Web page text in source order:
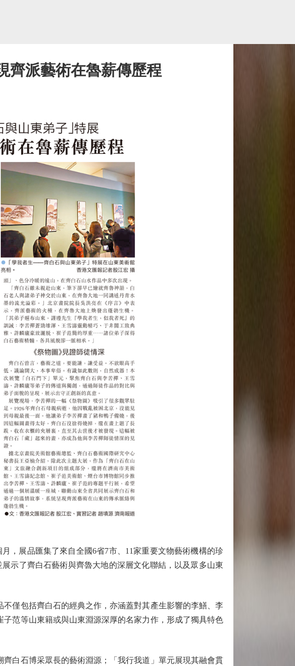
齊派藝術在魯薪傳歷程
展品匯集了來自全國6省7市、11家重要文物藝術機構的珍
示了齊白石藝術與齊魯大地的深層文化聯結，以及眾多山東
僅包括齊白石的經典之作，亦涵蓋對其產生影響的李鱔、李
范等山東籍或與山東淵源深厚的名家力作，形成了獨具特色
白石博采眾長的藝術淵源；「我行我道」單元展現其融會貫